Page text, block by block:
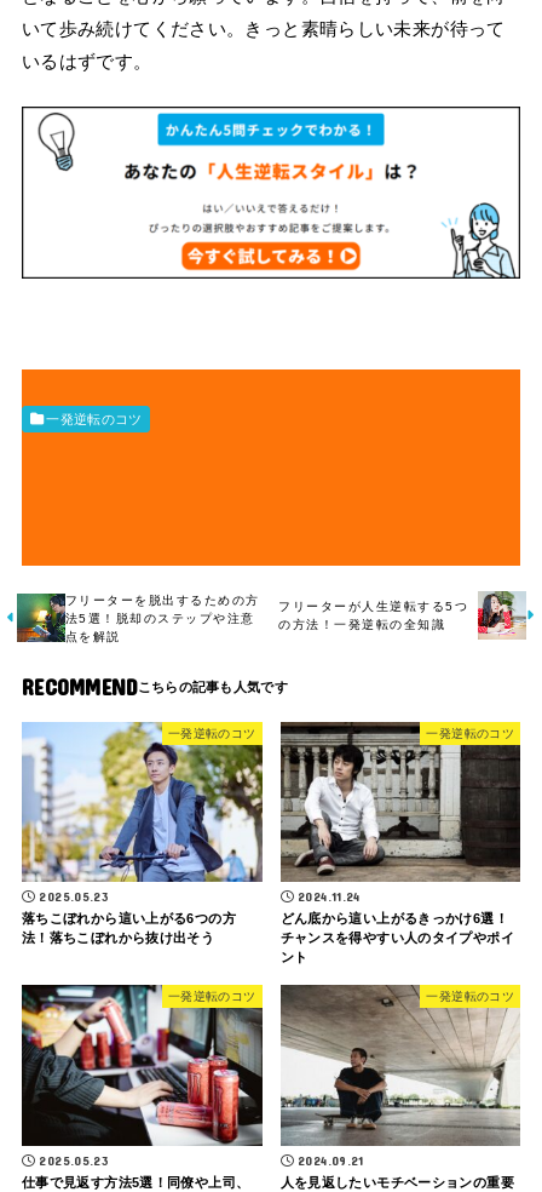
いて歩み続けてください。きっと素晴らしい未来が待って
いるはずです。
一発逆転のコツ
フリーターを脱出するための方
法5選！脱却のステップや注意
点を解説
フリーターが人生逆転する5つ
の方法！一発逆転の全知識
RECOMMEND
一発逆転のコツ
2025.05.23
落ちこぼれから這い上がる6つの方
法！落ちこぼれから抜け出そう
一発逆転のコツ
2024.11.24
どん底から這い上がるきっかけ6選！
チャンスを得やすい人のタイプやポイ
ント
一発逆転のコツ
2025.05.23
仕事で見返す方法5選！同僚や上司、
一発逆転のコツ
2024.09.21
人を見返したいモチベーションの重要